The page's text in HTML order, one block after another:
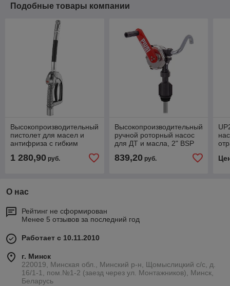
Подобные товары компании
Высокопроизводительный
пистолет для масел и
антифриза с гибким
наконечником, 3/4" BSP
(F)
1 280,90 руб.
Высокопроизводительный
ручной роторный насос
для ДТ и масла, 2" BSP
839,20руб.
2"
О нас
Рейтинг не сформирован
Менее 5 отзывов за последний год
Работает с 10.11.2010
г. Минск
220019, Минская обл., Минский р-н, Щомыслицкий с/с, д.
16/1-1, пом.№1-2 (заезд через ул. Монтажников), Минск,
Беларусь